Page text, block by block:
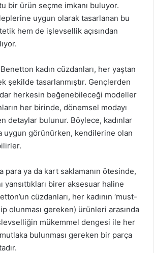
bir ürün seçme imkanı buluyor.
uygun olarak tasarlanan bu
hem de işlevsellik açısından
Benetton kadın cüzdanları, her yaştan
şekilde tasarlanmıştır. Gençlerden
herkesin beğenebileceği modeller
her birinde, dönemsel modayı
detaylar bulunur. Böylece, kadınlar
uygun görünürken, kendilerine olan
para ya da kart saklamanın ötesinde,
yansıttıkları birer aksesuar haline
cüzdanları, her kadının ‘must-
olunması gereken) ürünleri arasında
mükemmel dengesi ile her
mutlaka bulunması gereken bir parça